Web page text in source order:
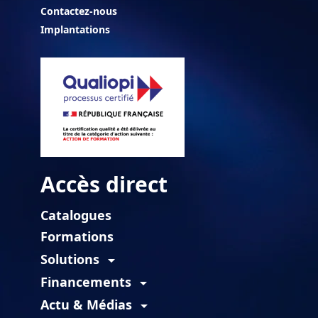
Contactez-nous
Implantations
Accès direct
Catalogues
Formations
Solutions arrow_drop_down
Financements arrow_drop_down
Actu & Médias arrow_drop_down